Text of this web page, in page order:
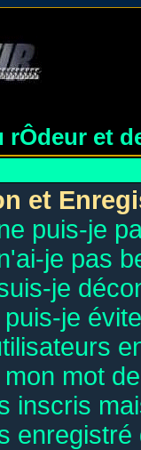
rÔdeur et
et
puis-je
je pas
je
je
mot
inscris